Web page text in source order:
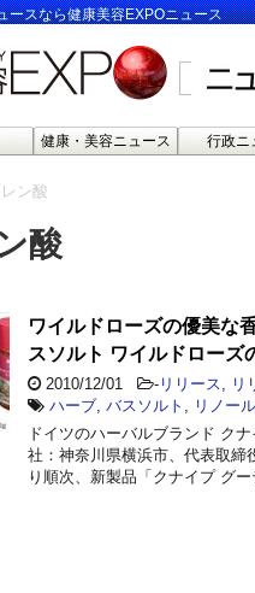
ースなら健康美容EXPOニュース
健康・美容ニュース 行政ニ
ン酸
酸
ワイルドローズの優美な
スソルト ワイルドローズ
2010/12/01 - リリース リ
ハーブ バスソルト リノー
ドイツのハーバルブランド ク
社：神奈川県横浜市、代表取締
り順次、新製品「クナイプ グー